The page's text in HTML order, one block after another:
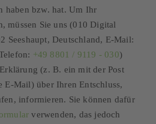
haben bzw. hat. Um Ihr
müssen Sie uns (010 Digital
Seeshaupt, Deutschland, E-Mail:
+49 8801 / 9119 - 030)
(z. B. ein mit der Post
E-Mail) über Ihren Entschluss,
informieren. Sie können dafür
verwenden, das jedoch